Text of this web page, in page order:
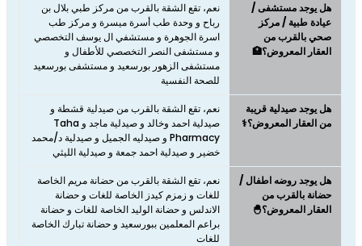
هل يوجد مستشفى /
عيادة طبية / مركز
صحي بالقرب من
العقار المعروض؟🏥
نعم، تقع الشقة بالقرب من مركز طبي بلال بن
رباح و وحدة طب أسرة ميسرة و مركز طب
اسرة الجوهرة و مستشفي ال يوسف التخصصي
و مستشفى النصر التخصصي للأطفال و
مستشفى الزهور بورسعيد و مستشفى بورسعيد
للصحة النفسية
هل يوجد صيدلية قريبة
من العقار المعروض؟⚕️
نعم، تقع الشقة بالقرب من صيدلية قشطة و
صيدلية احمد وخالد و صيدلية ماجد و Taha
Pharmacy و صيدليه الجميل و صيدلية د/محمد
خضير و صيدلية احمد جمعة و صيدلية الليثي
هل يوجد روضه اطفال /
حضانة بالقرب من
العقار المعروض؟🐣
نعم، تقع الشقة بالقرب من حضانة مريم الخاصة
للغات و زمزم كيدز الخاصة للغات و حضانة
الاندلس و حضانة الوليد الخاصة للغات و حضانة
براعم المعلمين ببورسعيد و حضانة تبارك الخاصة
للغات